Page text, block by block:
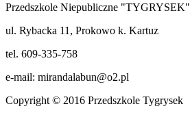
Przedszkole Niepubliczne "TYGRYSEK"
ul. Rybacka 11, Prokowo k. Kartuz
tel. 609-335-758
e-mail: mirandalabun@o2.pl
Copyright © 2016 Przedszkole Tygrysek